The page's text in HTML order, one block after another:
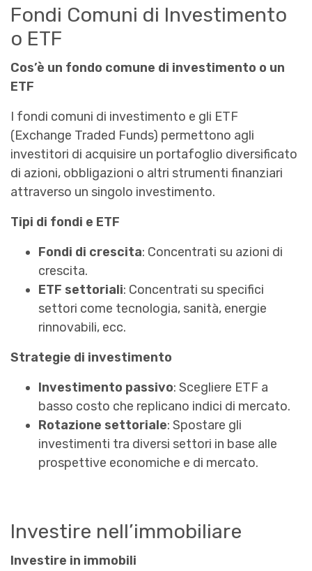
Fondi Comuni di Investimento
o ETF
Cos’è un fondo comune di investimento o un
ETF
I fondi comuni di investimento e gli ETF
(Exchange Traded Funds) permettono agli
investitori di acquisire un portafoglio diversificato
di azioni, obbligazioni o altri strumenti finanziari
attraverso un singolo investimento.
Tipi di fondi e ETF
Fondi di crescita: Concentrati su azioni di
crescita.
ETF settoriali: Concentrati su specifici
settori come tecnologia, sanità, energie
rinnovabili, ecc.
Strategie di investimento
Investimento passivo: Scegliere ETF a
basso costo che replicano indici di mercato.
Rotazione settoriale: Spostare gli
investimenti tra diversi settori in base alle
prospettive economiche e di mercato.
Investire nell’immobiliare
Investire in immobili